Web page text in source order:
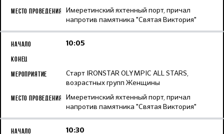
Имеретинский яхтенный порт, причал
напротив памятника "Святая Виктория"
10:05
Старт IRONSTAR OLYMPIC ALL STARS,
возрастных групп Женщины
Имеретинский яхтенный порт, причал
напротив памятника "Святая Виктория"
10:30